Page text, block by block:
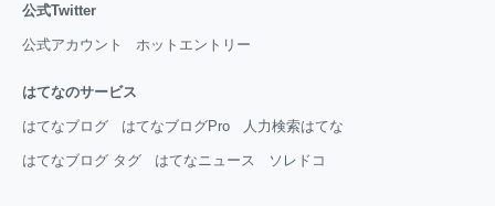
公式Twitter
公式アカウント ホットエントリー
はてなのサービス
はてなブログ はてなブログPro 人力検索はてな
はてなブログ タグ はてなニュース ソレドコ